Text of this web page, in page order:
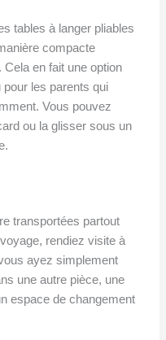
tables à langer pliables
compacte
Cela en fait une option
les parents qui
Vous pouvez
ou la glisser sous un
transportées partout
rendiez visite à
ayez simplement
une autre pièce, une
espace de changement